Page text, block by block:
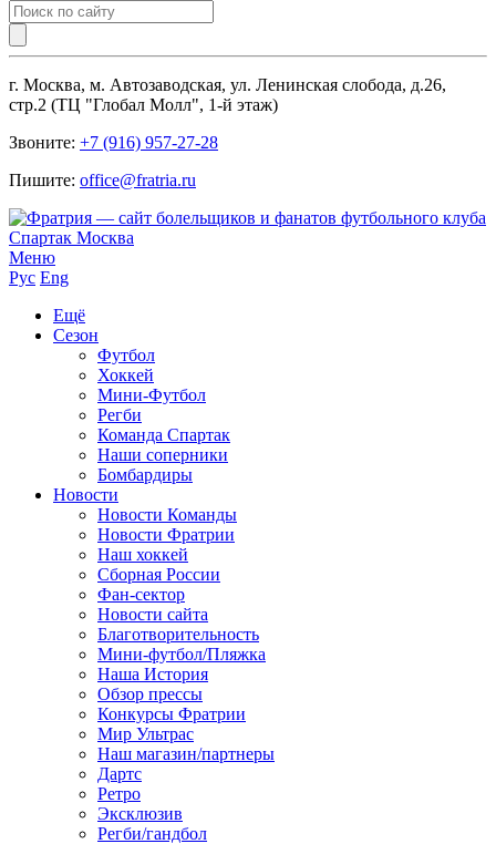
г. Москва, м. Автозаводская, ул. Ленинская слобода, д.26,
стр.2 (ТЦ "Глобал Молл", 1-й этаж)
Звоните: +7 (916) 957-27-28
Пишите: office@fratria.ru
Меню
Рус Eng
Ещё
Сезон
Футбол
Хоккей
Мини-Футбол
Регби
Команда Спартак
Наши соперники
Бомбардиры
Новости
Новости Команды
Новости Фратрии
Наш хоккей
Сборная России
Фан-cектор
Новости сайта
Благотворительность
Мини-футбол/Пляжка
Наша История
Обзор прессы
Конкурсы Фратрии
Мир Ультрас
Наш магазин/партнеры
Дартс
Ретро
Эксклюзив
Регби/гандбол